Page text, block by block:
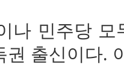
나 민주당
권 출신이다.